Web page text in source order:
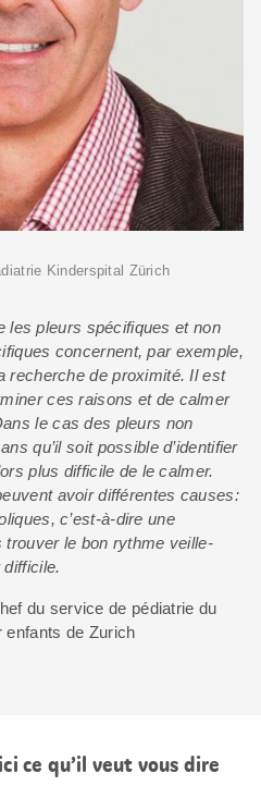
Kinderspital Zürich
les pleurs spécifiques et non
concernent, par exemple,
recherche de proximité. Il est
ces raisons et de calmer
le cas des pleurs non
qu’il soit possible d’identifier
plus difficile de le calmer.
avoir différentes causes:
c’est-à-dire une
trouver le bon rythme veille-
difficile.
du service de pédiatrie du
enfants de Zurich
ce qu’il veut vous dire